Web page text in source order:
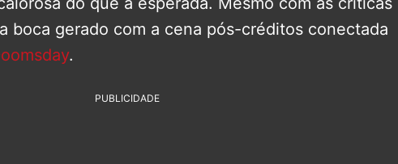
boca gerado com a cena pós-créditos conectada
.
PUBLICIDADE